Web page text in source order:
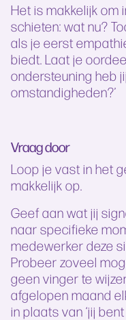
Het is makkelijk om
schieten: wat nu?
als je eerst
biedt. Laat je
ondersteuning heb
omstandigheden?’
Vraag door
Loop je vast in het
makkelijk op.
Geef aan wat jij
naar specifieke
medewerker deze
Probeer zoveel
geen vinger te
afgelopen maand
in plaats van ‘jij